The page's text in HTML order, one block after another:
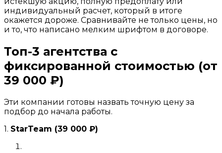
индивидуальный расчет, который в итоге
окажется дороже. Сравнивайте не только цены, но
и то, что написано мелким шрифтом в договоре.
Топ-3 агентства с
фиксированной стоимостью (от
39 000 ₽)
Эти компании готовы назвать точную цену за
подбор до начала работы.
1. StarTeam (39 000 ₽)